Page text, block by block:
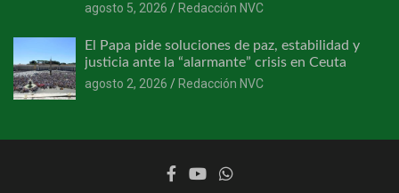
agosto 5, 2026
Redacción NVC
El Papa pide soluciones de paz, estabilidad y
justicia ante la “alarmante” crisis en Ceuta
agosto 2, 2026
Redacción NVC